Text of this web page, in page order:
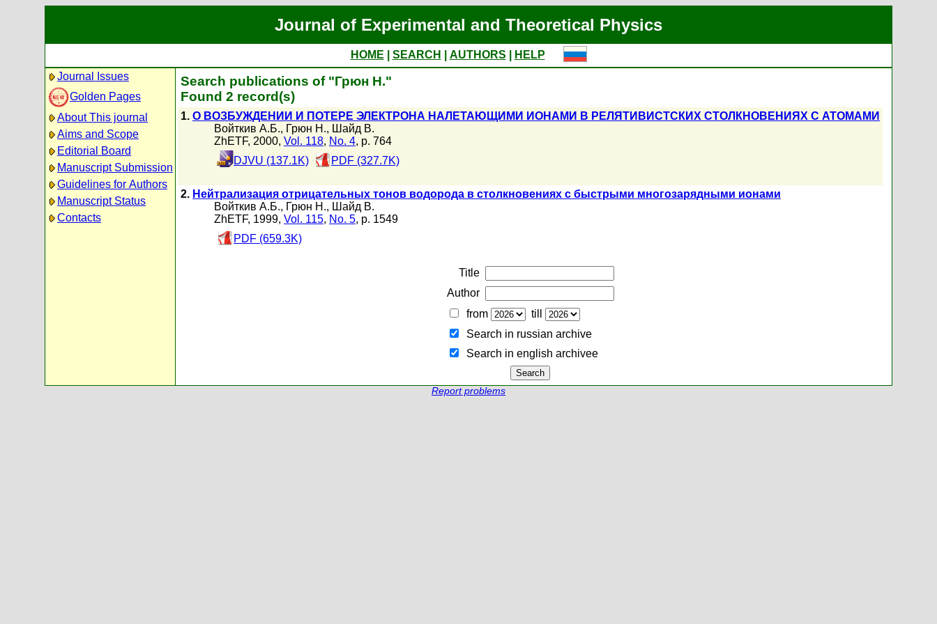
Journal of Experimental and Theoretical Physics
HOME SEARCH AUTHORS
HELP
Journal Issues
Golden Pages
About This journal
Aims and Scope
Editorial Board
Manuscript Submission
Guidelines for Authors
Manuscript Status
Contacts
Search publications of "Грюн Н."
Found 2 record(s)
1. О ВОЗБУЖДЕНИИ И ПОТЕРЕ ЭЛЕКТРОНА НАЛЕТАЮЩИМИ ИОНАМИ В РЕЛЯТИВИСТСКИХ СТОЛКНОВЕНИЯХ С АТОМАМИ
Войткив А.Б., Грюн Н., Шайд В.
ZhETF, 2000, Vol. 118, No. 4, p. 764
DJVU (137.1K)
PDF (327.7K)
2. Нейтрализация отрицательных тонов водорода в столкновениях с быстрыми многозарядными ионами
Войткив А.Б., Грюн Н., Шайд В.
ZhETF, 1999, Vol. 115, No. 5, p. 1549
PDF (659.3K)
Title
Author
from
till
Search in russian archive
Search in english archiveе
Report problems